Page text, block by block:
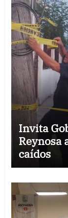
Invita
Reynosa
caídos